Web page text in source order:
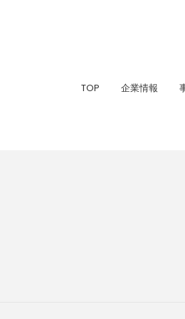
TOP 企業情報